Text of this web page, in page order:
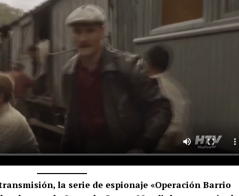
la serie de espionaje «Operación Barrio